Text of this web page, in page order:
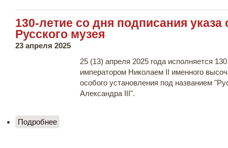
130-летие со дня подписания указа
Русского музея
23 апреля 2025
25 (13) апреля 2025 года исполняется
императором Николаем II именного
особого установления под названием
Александра III".
Подробнее